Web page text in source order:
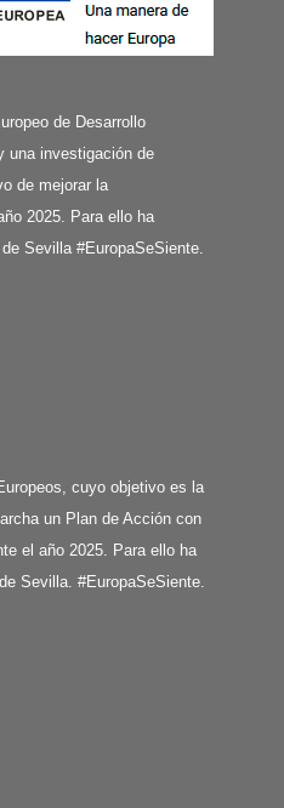
de Desarrollo
una investigación de
de mejorar la
2025. Para ello ha
Sevilla #EuropaSeSiente.
cuyo objetivo es la
un Plan de Acción con
el año 2025. Para ello ha
Sevilla. #EuropaSeSiente.